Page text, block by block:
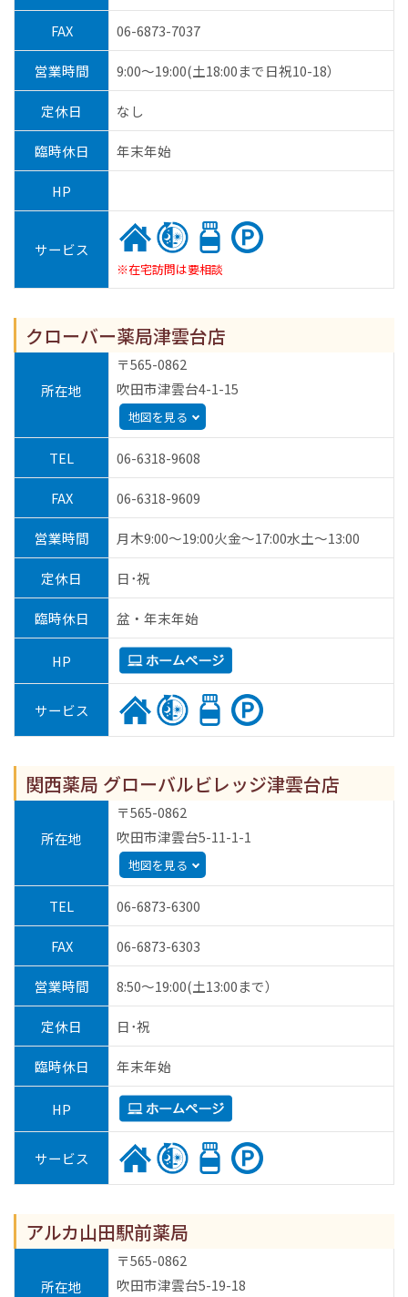
FAX 06-6873-7037
営業時間 9:00～19:00(土18:00まで日祝10-18）
定休日 なし
臨時休日 年末年始
HP
サービス
※在宅訪問は要相談
クローバー薬局津雲台店
所在地
〒565-0862
吹田市津雲台4-1-15
地図を見る
TEL 06-6318-9608
FAX 06-6318-9609
営業時間 月木9:00～19:00火金～17:00水土～13:00
定休日 日･祝
臨時休日 盆・年末年始
HP
サービス
関西薬局 グローバルビレッジ津雲台店
所在地
〒565-0862
吹田市津雲台5-11-1-1
地図を見る
TEL 06-6873-6300
FAX 06-6873-6303
営業時間 8:50～19:00(土13:00まで）
定休日 日･祝
臨時休日 年末年始
HP
サービス
アルカ山田駅前薬局
所在地
〒565-0862
吹田市津雲台5-19-18